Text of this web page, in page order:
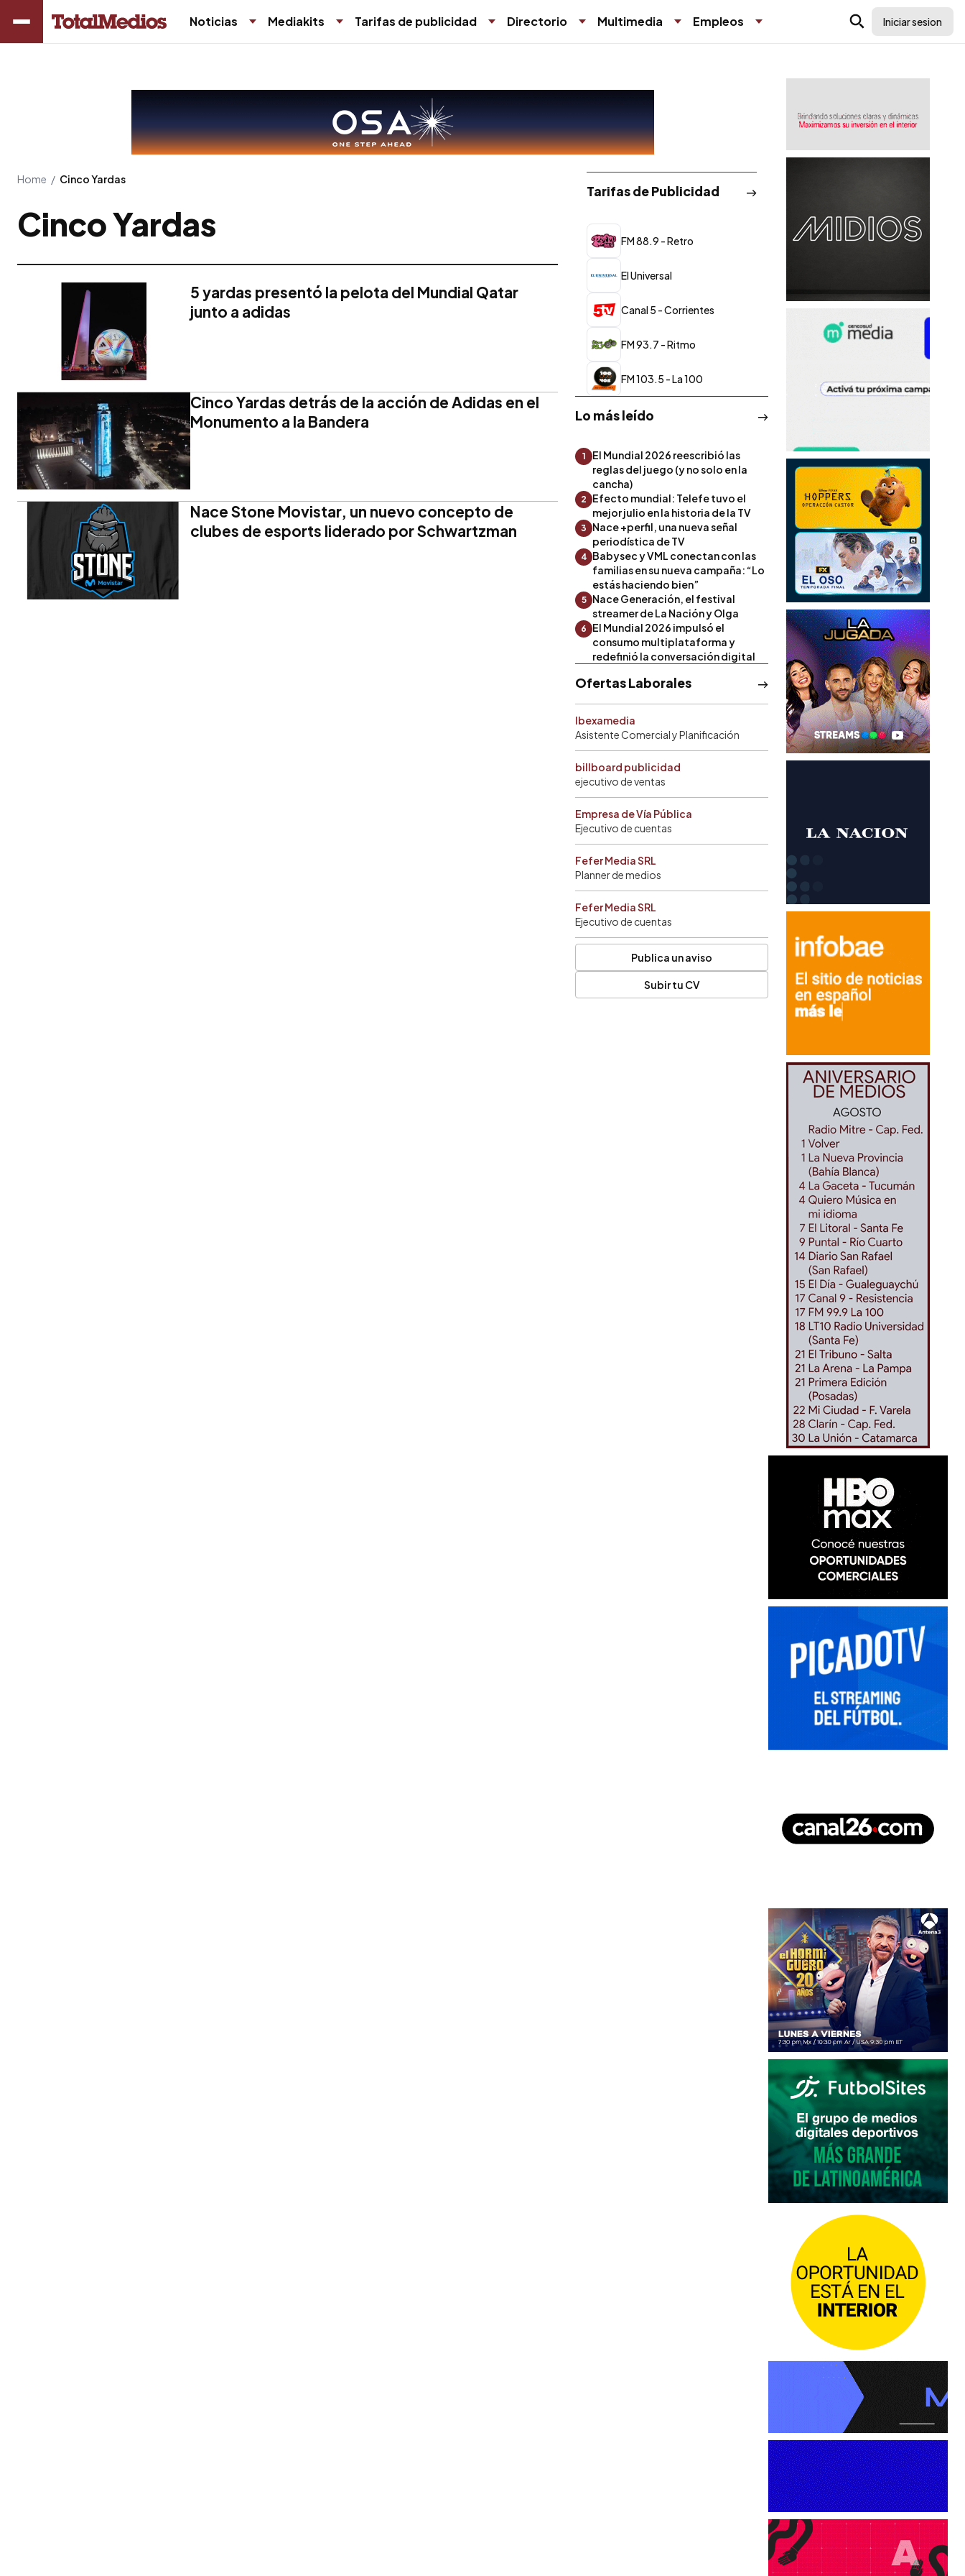
Noticias Mediakits Tarifas de publicidad Directorio Multimedia Empleos Iniciar sesion
Home / Cinco Yardas
Cinco Yardas
5 yardas presentó la pelota del Mundial Qatar
junto a adidas
Cinco Yardas detrás de la acción de Adidas en el
Monumento a la Bandera
Nace Stone Movistar, un nuevo concepto de
clubes de esports liderado por Schwartzman
Tarifas de Publicidad
FM 88.9 - Retro
El Universal
Canal 5 - Corrientes
FM 93.7 - Ritmo
FM 103.5 - La 100
Lo más leído
1
El Mundial 2026 reescribió las
reglas del juego (y no solo en la
cancha)
2
Efecto mundial: Telefe tuvo el
mejor julio en la historia de la TV
3
Nace +perfil, una nueva señal
periodística de TV
4 Babysec y VML conectan con las
familias en su nueva campaña: “Lo
estás haciendo bien”
5
Nace Generación, el festival
streamer de La Nación y Olga
6
El Mundial 2026 impulsó el
consumo multiplataforma y
redefinió la conversación digital
Ofertas Laborales
Ibexamedia
Asistente Comercial y Planificación
billboard publicidad
ejecutivo de ventas
Empresa de Vía Pública
Ejecutivo de cuentas
Fefer Media SRL
Planner de medios
Fefer Media SRL
Ejecutivo de cuentas
Publica un aviso
Subir tu CV